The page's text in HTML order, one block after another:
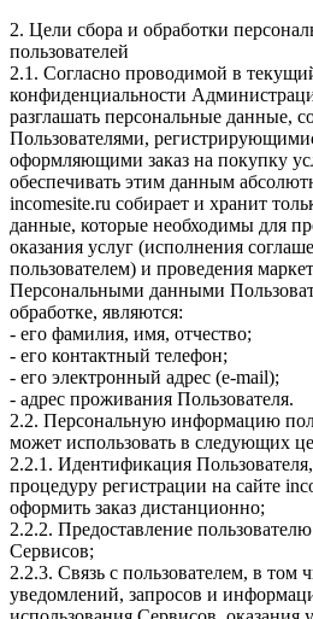
2. Цели сбора и обработки
пользователей
2.1. Согласно проводимой в
конфиденциальности
разглашать персональные данные,
Пользователями,
оформляющими заказ на покупку
обеспечивать этим данным
incomesite.ru собирает и хранит
данные, которые необходимы для
оказания услуг (исполнения
пользователем) и проведения
Персональными данными
обработке, являются:
- его фамилия, имя, отчество;
- его контактный телефон;
- его электронный адрес (e-mail);
- адрес проживания Пользователя.
2.2. Персональную информацию
может использовать в следующих
2.2.1. Идентификация
процедуру регистрации на сайте
оформить заказ дистанционно;
2.2.2. Предоставление
Сервисов;
2.2.3. Связь с пользователем, в том
уведомлений, запросов и